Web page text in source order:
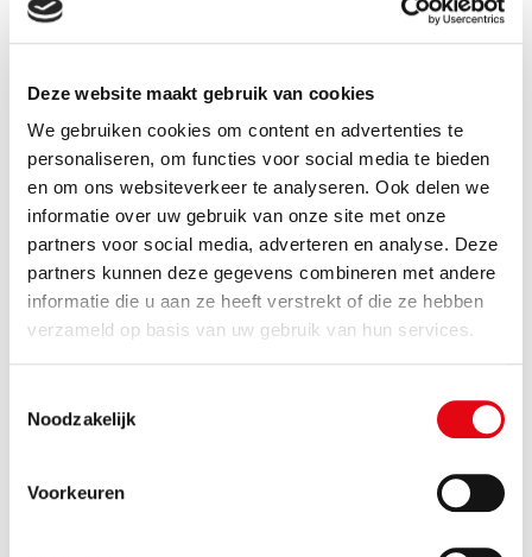
Deze website maakt gebruik van cookies
We gebruiken cookies om content en advertenties te
personaliseren, om functies voor social media te bieden
en om ons websiteverkeer te analyseren. Ook delen we
informatie over uw gebruik van onze site met onze
partners voor social media, adverteren en analyse. Deze
partners kunnen deze gegevens combineren met andere
informatie die u aan ze heeft verstrekt of die ze hebben
verzameld op basis van uw gebruik van hun services.
Noodzakelijk
Voorkeuren
Postcode
Land
Wat is je vraag? (Vereist)
CAPTCHA
Versturen